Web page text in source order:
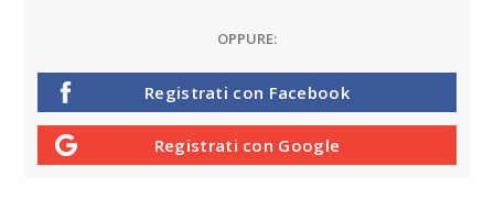
OPPURE:
Registrati con Facebook
Registrati con Google